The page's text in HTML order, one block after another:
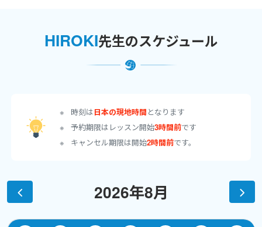
いな〜と思いませんか。
たしかに語源もある程度までは大事ですが、悲しいかなマニアッ
クなものが比較的多いのです。
むこと」なんです。
それっておやじギャクみたいに覚えるんでしょと思われましたか。
そうではありません。
いくつもの英語の辞書を読み通した私がオリジナルで教えていま
HIROKI先生のスケジュール
時刻は日本の現地時間 となります
予約期限はレッスン開始3時間前です
キャンセル期限は開始2時間前です。
2026年8月